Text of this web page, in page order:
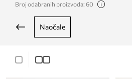
Broj odabranih proizvoda: 60
naočale